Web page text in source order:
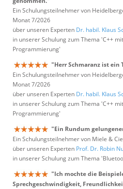
Ein Schulungsteilnehmer von
Monat 7/2026
über unseren Experten Dr. habil. Klaus
in unserer Schulung zum Thema 'C++
Programmierung'
"Herr Schmaranz ist ein
Ein Schulungsteilnehmer von
Monat 7/2026
über unseren Experten Dr. habil. Klaus
in unserer Schulung zum Thema 'C++
Programmierung'
"Ein Rundum
Ein Schulungsteilnehmer von Miele &
über unseren Experten Prof. Dr. Robin
in unserer Schulung zum Thema
"Ich mochte die
Sprechgeschwindigkeit,